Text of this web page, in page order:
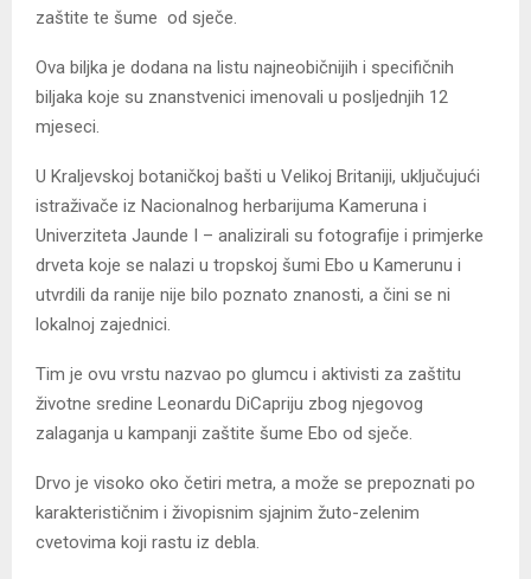
zaštite te šume od sječe.
Ova biljka je dodana na listu najneobičnijih i specifičnih
biljaka koje su znanstvenici imenovali u posljednjih 12
mjeseci.
U Kraljevskoj botaničkoj bašti u Velikoj Britaniji, uključujući
istraživače iz Nacionalnog herbarijuma Kameruna i
Univerziteta Jaunde I – analizirali su fotografije i primjerke
drveta koje se nalazi u tropskoj šumi Ebo u Kamerunu i
utvrdili da ranije nije bilo poznato znanosti, a čini se ni
lokalnoj zajednici.
Tim je ovu vrstu nazvao po glumcu i aktivisti za zaštitu
životne sredine Leonardu DiCapriju zbog njegovog
zalaganja u kampanji zaštite šume Ebo od sječe.
Drvo je visoko oko četiri metra, a može se prepoznati po
karakterističnim i živopisnim sjajnim žuto-zelenim
cvetovima koji rastu iz debla.